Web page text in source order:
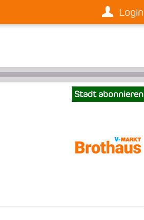
Login
Stadt abonnieren